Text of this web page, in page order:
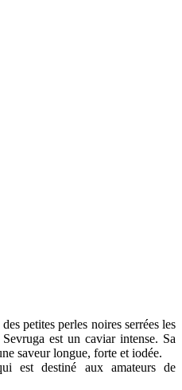
petites perles noires serrées les
est un caviar intense. Sa
saveur longue, forte et iodée.
est destiné aux amateurs de